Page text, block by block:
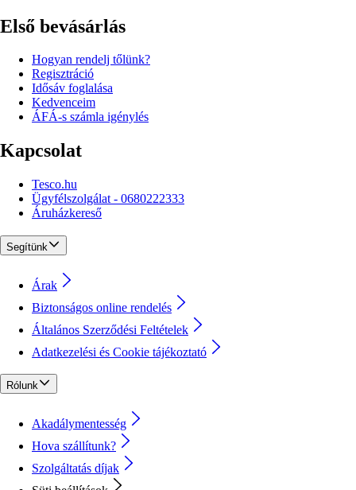
Első bevásárlás
Hogyan rendelj tőlünk?
Regisztráció
Idősáv foglalása
Kedvenceim
ÁFÁ-s számla igénylés
Kapcsolat
Tesco.hu
Ügyfélszolgálat - 0680222333
Áruházkereső
Segítünk
Árak
Biztonságos online rendelés
Általános Szerződési Feltételek
Adatkezelési és Cookie tájékoztató
Rólunk
Akadálymentesség
Hova szállítunk?
Szolgáltatás díjak